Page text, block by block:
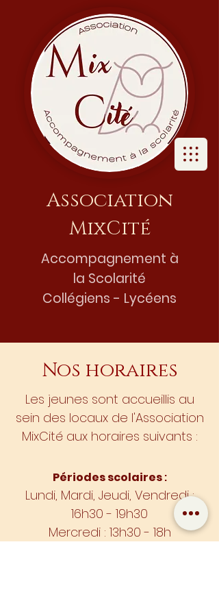
Association
MixCité
Accompagnement à
la Scolarité
Collégiens - Lycéens
Nos horaires
Les jeunes sont accueillis au
sein des locaux de l'Association
MixCité aux horaires suivants :
Périodes scolaires:
Lundi, Mardi, Jeudi, Vendredi :
16h30 - 19h30
Mercredi : 13h30 - 18h